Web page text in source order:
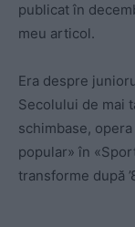
publicat în
meu articol.
Era despre
Secolului de mai
schimbase,
popular» în
transforme după